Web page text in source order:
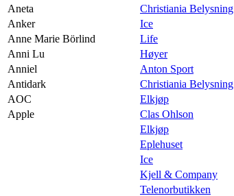
Aneta
Christiania Belysning
Anker
Ice
Anne Marie Börlind
Life
Anni Lu
Høyer
Anniel
Anton Sport
Antidark
Christiania Belysning
AOC
Elkjøp
Apple
Clas Ohlson
Elkjøp
Eplehuset
Ice
Kjell & Company
Telenorbutikken